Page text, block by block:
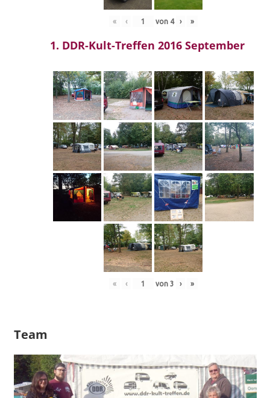
« ‹ von 4 › »
1. DDR-Kult-Treffen 2016 September
« ‹ von 3 › »
Team